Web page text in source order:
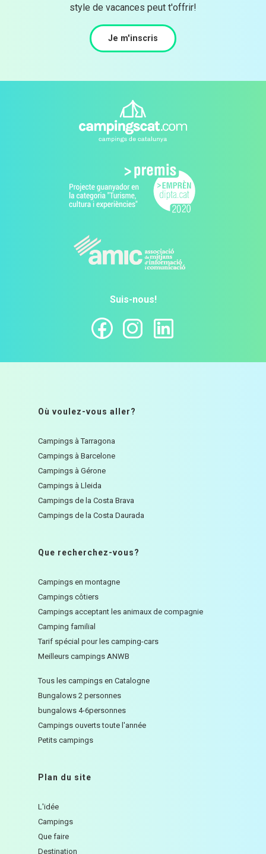
style de vacances peut t'offrir!
Je m'inscris
Suis-nous!
Où voulez-vous aller?
Campings à Tarragona
Campings à Barcelone
Campings à Gérone
Campings à Lleida
Campings de la Costa Brava
Campings de la Costa Daurada
Que recherchez-vous?
Campings en montagne
Campings côtiers
Campings acceptant les animaux de compagnie
Camping familial
Tarif spécial pour les camping-cars
Meilleurs campings ANWB
Tous les campings en Catalogne
Bungalows 2 personnes
bungalows 4-6personnes
Campings ouverts toute l'année
Petits campings
Plan du site
L'idée
Campings
Que faire
Destination